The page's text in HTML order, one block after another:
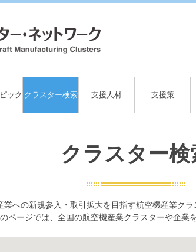
ック クラスター検索 支援人材 支援策
クラスター検
業への新規参入・取引拡大を目指す航空機産業クラ
ページでは、全国の航空機産業クラスターや企業